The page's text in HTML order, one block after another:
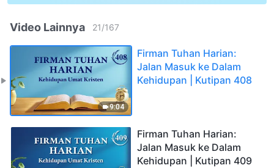
Video Lainnya 21/167
9:04
Firman Tuhan Harian:
Jalan Masuk ke Dalam
Kehidupan | Kutipan 408
Firman Tuhan Harian:
Jalan Masuk ke Dalam
Kehidupan | Kutipan 409